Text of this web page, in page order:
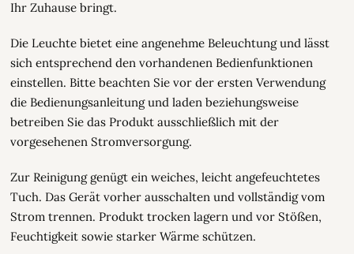
Ihr Zuhause bringt.
Die Leuchte bietet eine angenehme Beleuchtung und lässt
sich entsprechend den vorhandenen Bedienfunktionen
einstellen. Bitte beachten Sie vor der ersten Verwendung
die Bedienungsanleitung und laden beziehungsweise
betreiben Sie das Produkt ausschließlich mit der
vorgesehenen Stromversorgung.
Zur Reinigung genügt ein weiches, leicht angefeuchtetes
Tuch. Das Gerät vorher ausschalten und vollständig vom
Strom trennen. Produkt trocken lagern und vor Stößen,
Feuchtigkeit sowie starker Wärme schützen.